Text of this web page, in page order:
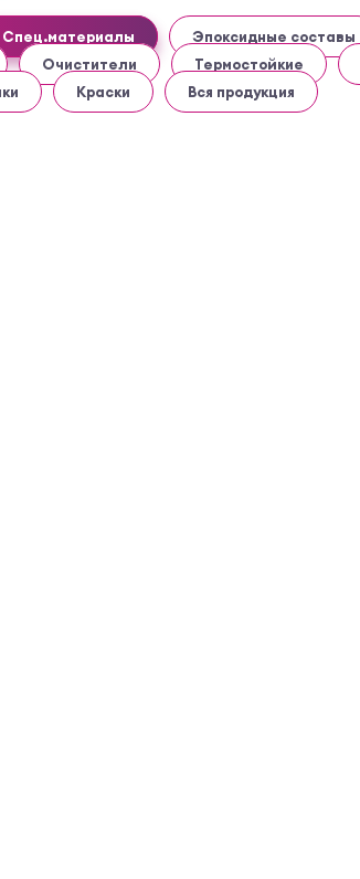
Спец.материалы Эпоксидные составы
Очистители Термостойкие
Краски Вся продукция